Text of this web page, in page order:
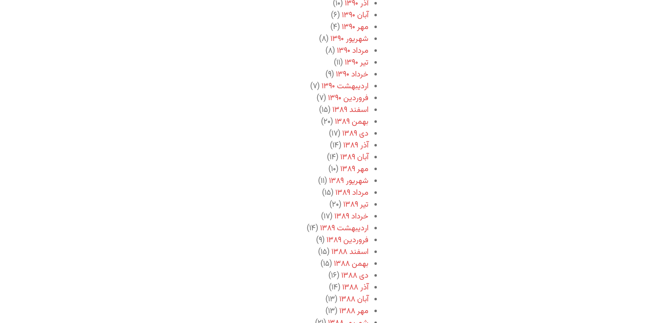
آذر ۱۳۹۰
(۱۰)
آبان ۱۳۹۰
(۶)
مهر ۱۳۹۰
(۴)
شهریور ۱۳۹۰
(۸)
مرداد ۱۳۹۰
(۸)
تیر ۱۳۹۰
(۱۱)
خرداد ۱۳۹۰
(۹)
اردیبهشت ۱۳۹۰
(۷)
فروردین ۱۳۹۰
(۷)
اسفند ۱۳۸۹
(۱۵)
بهمن ۱۳۸۹
(۲۰)
دی ۱۳۸۹
(۱۷)
آذر ۱۳۸۹
(۱۴)
آبان ۱۳۸۹
(۱۴)
مهر ۱۳۸۹
(۱۰)
شهریور ۱۳۸۹
(۱۱)
مرداد ۱۳۸۹
(۱۵)
تیر ۱۳۸۹
(۲۰)
خرداد ۱۳۸۹
(۱۷)
اردیبهشت ۱۳۸۹
(۱۴)
فروردین ۱۳۸۹
(۹)
اسفند ۱۳۸۸
(۱۵)
بهمن ۱۳۸۸
(۱۵)
دی ۱۳۸۸
(۱۶)
آذر ۱۳۸۸
(۱۴)
آبان ۱۳۸۸
(۱۳)
مهر ۱۳۸۸
(۱۳)